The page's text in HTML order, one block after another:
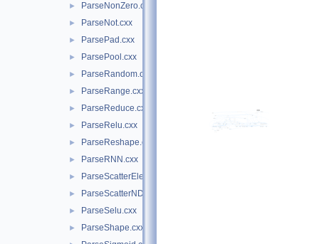
► ParseNonZero.cxx
► ParseNot.cxx
► ParsePad.cxx
► ParsePool.cxx
► ParseRandom.cxx
► ParseRange.cxx
► ParseReduce.cxx
► ParseRelu.cxx
► ParseReshape.cxx
► ParseRNN.cxx
► ParseScatterElements.cxx
► ParseScatterND.cxx
► ParseSelu.cxx
► ParseShape.cxx